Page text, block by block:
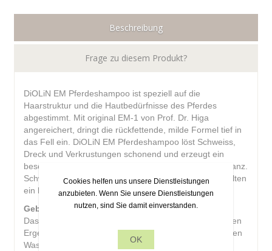
Beschreibung
Frage zu diesem Produkt?
DiOLiN EM Pferdeshampoo ist speziell auf die
Haarstruktur und die Hautbedürfnisse des Pferdes
abgestimmt. Mit original EM-1 von Prof. Dr. Higa
angereichert, dringt die rückfettende, milde Formel tief in
das Fell ein. DiOLiN EM Pferdeshampoo löst Schweiss,
Dreck und Verkrustungen schonend und erzeugt ein
besonders weiches Fell mit einem wunderschönem Glanz.
Schweif und Mähne sind leichter zu kämmen und erhalten
ein luftig lockeres Volumen.
Gebrauchsanweisung
Das nasse Pferdefell gründlich aufschäumen. Die besten
Ergebnisse werden mit einem Schwamm und lauwarmen
Wasser erzielt, anschliessend mit klarem Wasser gut
Cookies helfen uns unsere Dienstleistungen
anzubieten. Wenn Sie unsere Dienstleistungen
nutzen, sind Sie damit einverstanden.
OK